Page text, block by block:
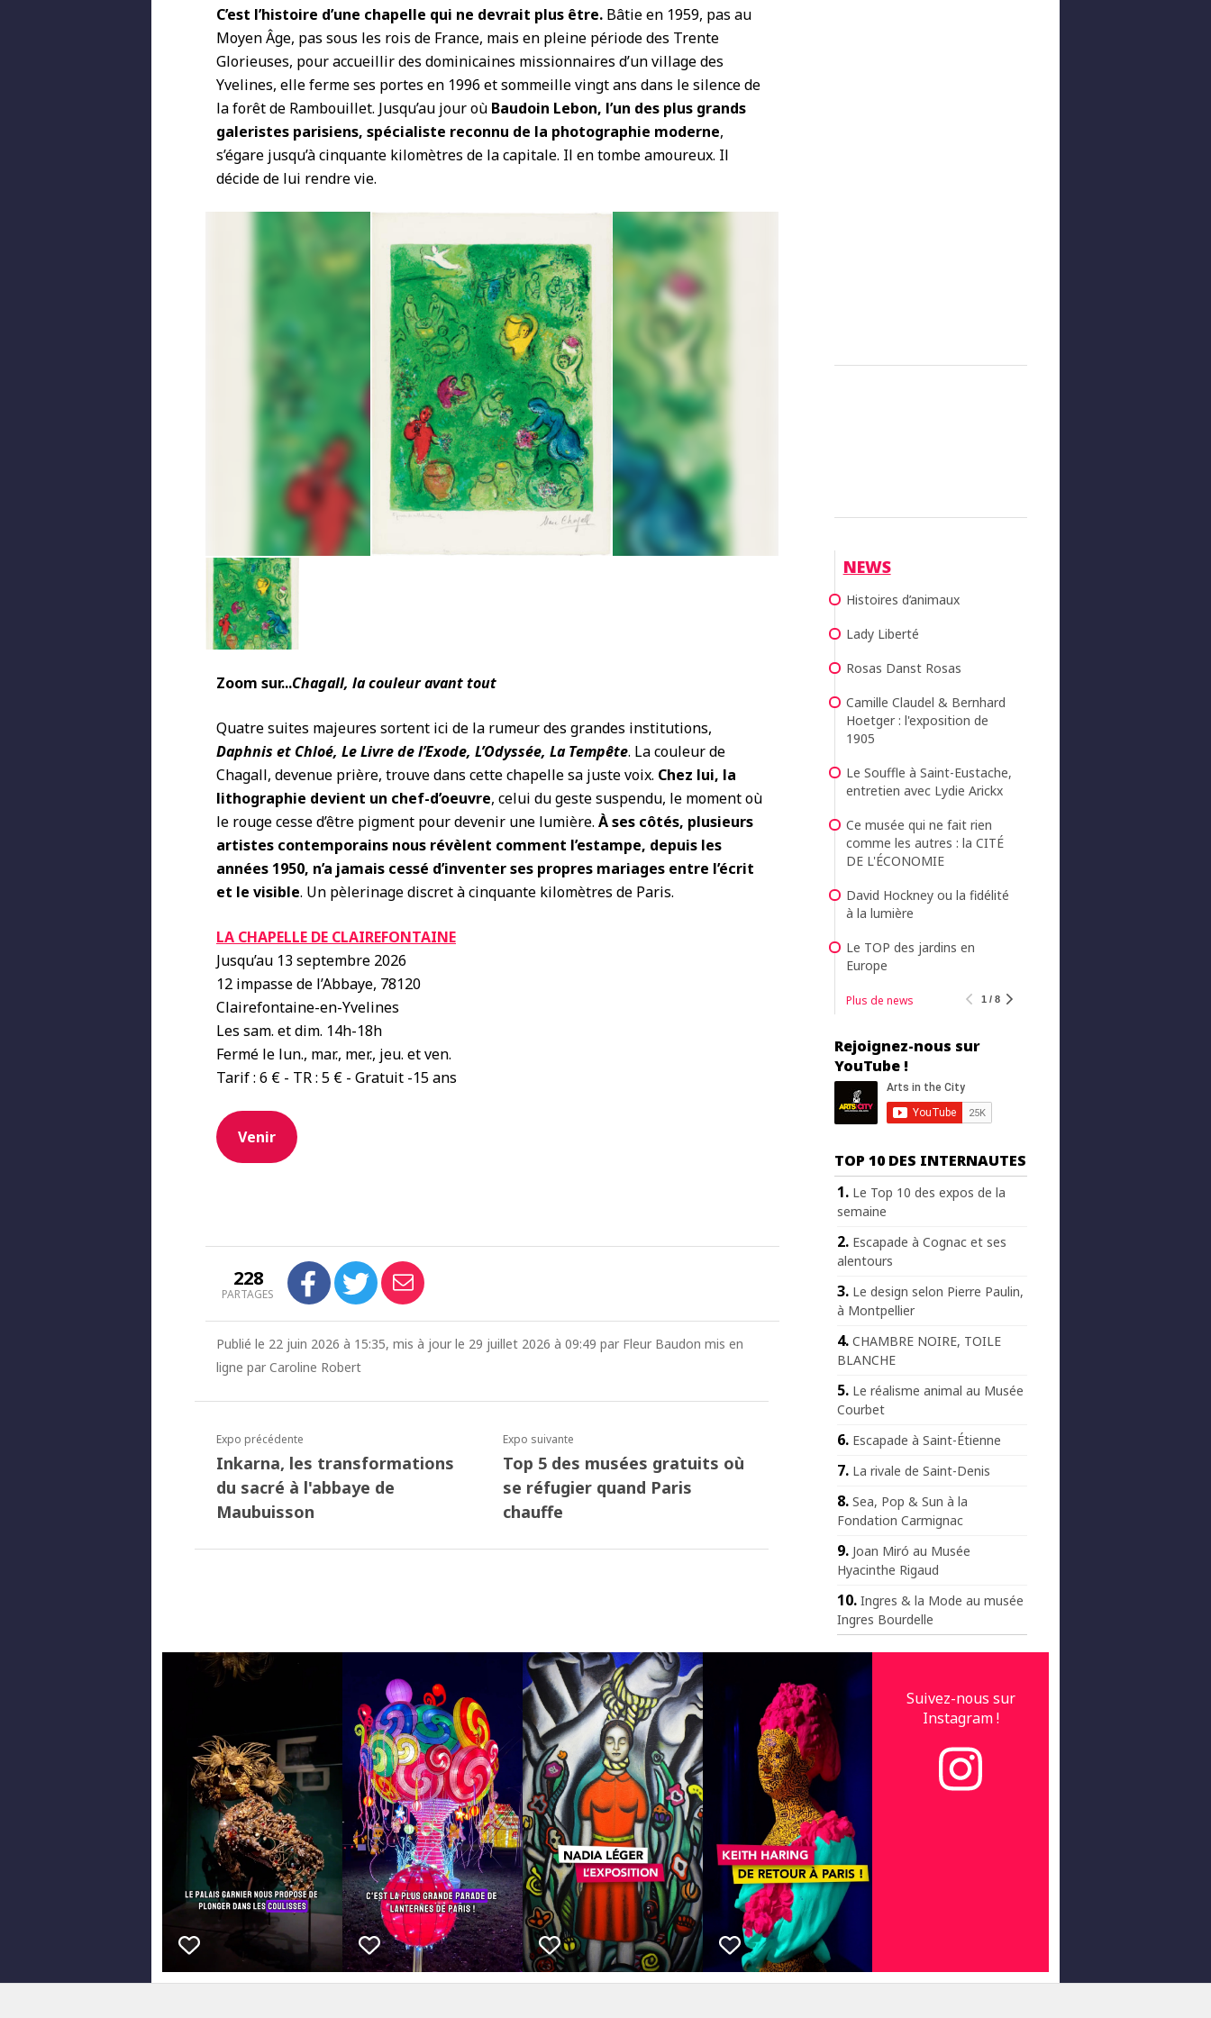
C’est l’histoire d’une chapelle qui ne devrait plus être. Bâtie en 1959, pas au
Moyen Âge, pas sous les rois de France, mais en pleine période des Trente
Glorieuses, pour accueillir des dominicaines missionnaires d’un village des
Yvelines, elle ferme ses portes en 1996 et sommeille vingt ans dans le silence de
la forêt de Rambouillet. Jusqu’au jour où Baudoin Lebon, l’un des plus grands
galeristes parisiens, spécialiste reconnu de la photographie moderne,
s’égare jusqu’à cinquante kilomètres de la capitale. Il en tombe amoureux. Il
décide de lui rendre vie.
Zoom sur...Chagall, la couleur avant tout
Quatre suites majeures sortent ici de la rumeur des grandes institutions,
Daphnis et Chloé, Le Livre de l’Exode, L’Odyssée, La Tempête. La couleur de
Chagall, devenue prière, trouve dans cette chapelle sa juste voix. Chez lui, la
lithographie devient un chef-d’oeuvre, celui du geste suspendu, le moment où
le rouge cesse d’être pigment pour devenir une lumière. À ses côtés, plusieurs
artistes contemporains nous révèlent comment l’estampe, depuis les
années 1950, n’a jamais cessé d’inventer ses propres mariages entre l’écrit
et le visible. Un pèlerinage discret à cinquante kilomètres de Paris.
LA CHAPELLE DE CLAIREFONTAINE
Jusqu’au 13 septembre 2026
12 impasse de l’Abbaye, 78120
Clairefontaine-en-Yvelines
Les sam. et dim. 14h-18h
Fermé le lun., mar., mer., jeu. et ven.
Tarif : 6 € - TR : 5 € - Gratuit -15 ans
Venir
228
PARTAGES
Publié le 22 juin 2026 à 15:35, mis à jour le 29 juillet 2026 à 09:49 par Fleur Baudon mis en
ligne par Caroline Robert
Expo précédente
Inkarna, les transformations
du sacré à l'abbaye de
Maubuisson
Expo suivante
Top 5 des musées gratuits où
se réfugier quand Paris
chauffe
NEWS
Histoires d’animaux
Lady Liberté
Rosas Danst Rosas
Camille Claudel & Bernhard
Hoetger : l'exposition de
1905
Le Souffle à Saint-Eustache,
entretien avec Lydie Arickx
Ce musée qui ne fait rien
comme les autres : la CITÉ
DE L'ÉCONOMIE
David Hockney ou la fidélité
à la lumière
Le TOP des jardins en
Europe
Plus de news 1 / 8
Rejoignez-nous sur
YouTube !
TOP 10 DES INTERNAUTES
Le Top 10 des expos de la
semaine
Escapade à Cognac et ses
alentours
Le design selon Pierre Paulin,
à Montpellier
CHAMBRE NOIRE, TOILE
BLANCHE
Le réalisme animal au Musée
Courbet
Escapade à Saint-Étienne
La rivale de Saint-Denis
Sea, Pop & Sun à la
Fondation Carmignac
Joan Miró au Musée
Hyacinthe Rigaud
Ingres & la Mode au musée
Ingres Bourdelle
Suivez-nous sur
Instagram !